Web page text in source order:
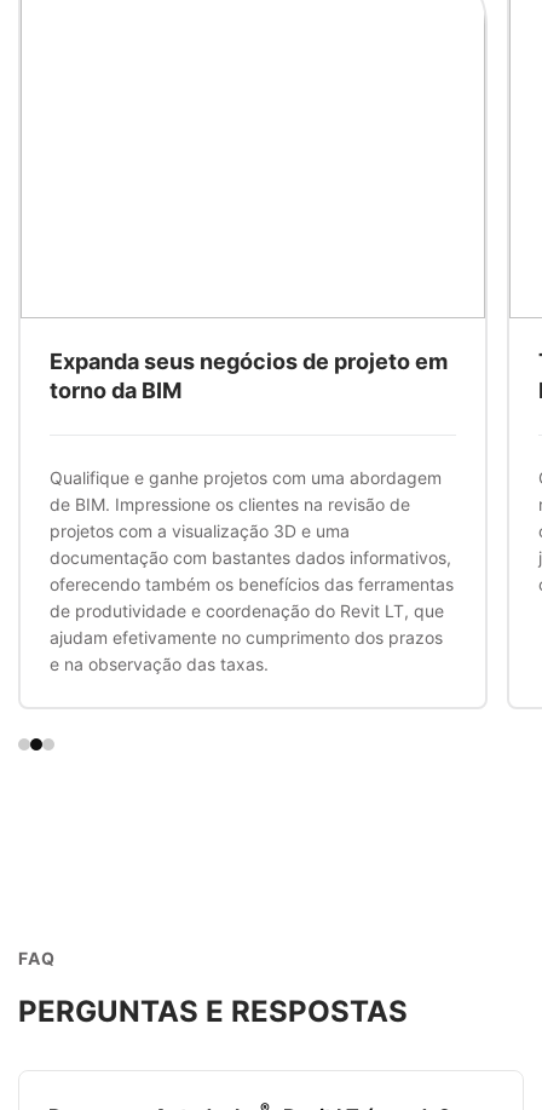
Expanda seus negócios de projeto em
torno da BIM
Qualifique e ganhe projetos com uma abordagem
de BIM. Impressione os clientes na revisão de
projetos com a visualização 3D e uma
documentação com bastantes dados informativos,
oferecendo também os benefícios das ferramentas
de produtividade e coordenação do Revit LT, que
ajudam efetivamente no cumprimento dos prazos
e na observação das taxas.
FAQ
PERGUNTAS E RESPOSTAS